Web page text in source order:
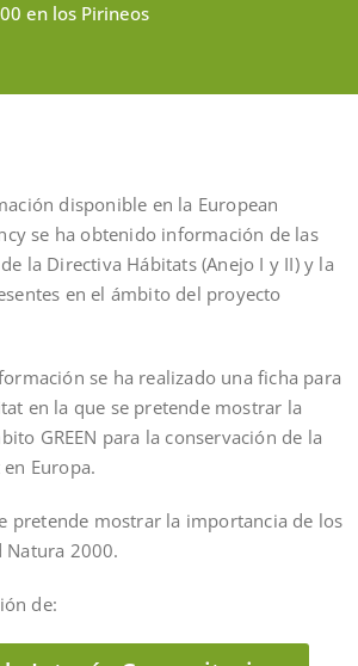
en los Pirineos
disponible en la European
se ha obtenido información de las
la Directiva Hábitats (Anejo I y II) y la
en el ámbito del proyecto
se ha realizado una ficha para
en la que se pretende mostrar la
GREEN para la conservación de la
Europa.
pretende mostrar la importancia de los
Natura 2000.
de: